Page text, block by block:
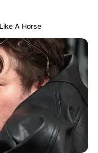
i duhet kohë
A Horse